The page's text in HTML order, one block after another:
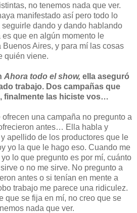
no tenemos nada que ver.
manifestado así pero todo lo
dando y dando hablando
que en algún momento le
Aires, y para mí las cosas
quién viene.
Ahora todo el show, ella aseguró
trabajo. Dos campañas que
finalmente las hiciste vos…
una campaña no pregunto a
antes… Ella habla y
apellido de los productores que le
yo la que le hago eso. Cuando me
lo que pregunto es por mí, cuánto
o no me sirve. No pregunto a
antes o si tenían en mente a
trabajo me parece una ridiculez.
que se fija en mí, no creo que se
nada que ver.